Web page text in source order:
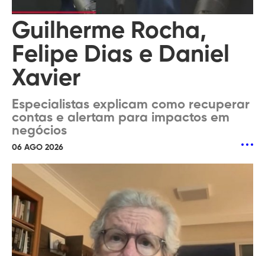
Guilherme Rocha,
Felipe Dias e Daniel
Xavier
Especialistas explicam como recuperar
contas e alertam para impactos em
negócios
06 AGO 2026